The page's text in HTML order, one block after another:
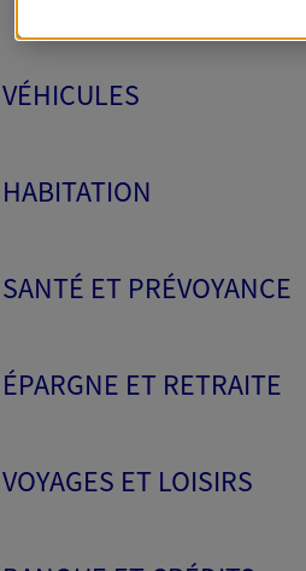
VÉHICULES
HABITATION
SANTÉ ET PRÉVOYANCE
ÉPARGNE ET RETRAITE
VOYAGES ET LOISIRS